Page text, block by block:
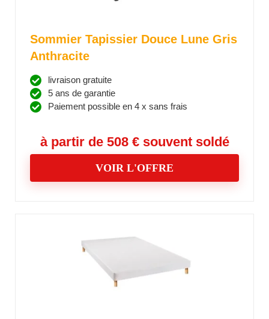
Sommier Tapissier Douce Lune Gris
Anthracite
livraison gratuite
5 ans de garantie
Paiement possible en 4 x sans frais
à partir de 508 € souvent soldé
VOIR L'OFFRE